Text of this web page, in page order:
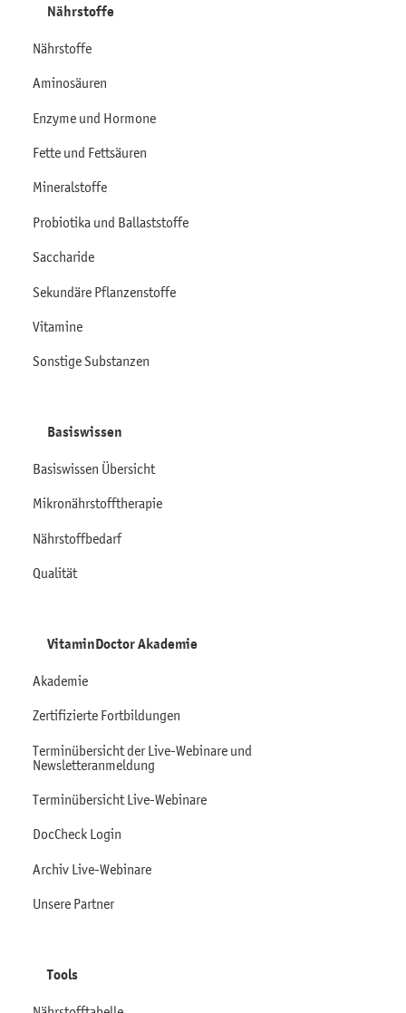
Nährstoffe
Nährstoffe
Aminosäuren
Enzyme und Hormone
Fette und Fettsäuren
Mineralstoffe
Probiotika und Ballaststoffe
Saccharide
Sekundäre Pflanzenstoffe
Vitamine
Sonstige Substanzen
Basiswissen
Basiswissen Übersicht
Mikronährstofftherapie
Nährstoffbedarf
Qualität
VitaminDoctor Akademie
Akademie
Zertifizierte Fortbildungen
Terminübersicht der Live-Webinare und
Newsletteranmeldung
Terminübersicht Live-Webinare
DocCheck Login
Archiv Live-Webinare
Unsere Partner
Tools